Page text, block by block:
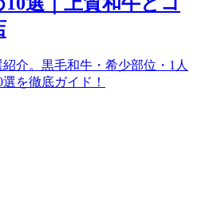
介。黒毛和牛・希少部位・1人
を徹底ガイド！